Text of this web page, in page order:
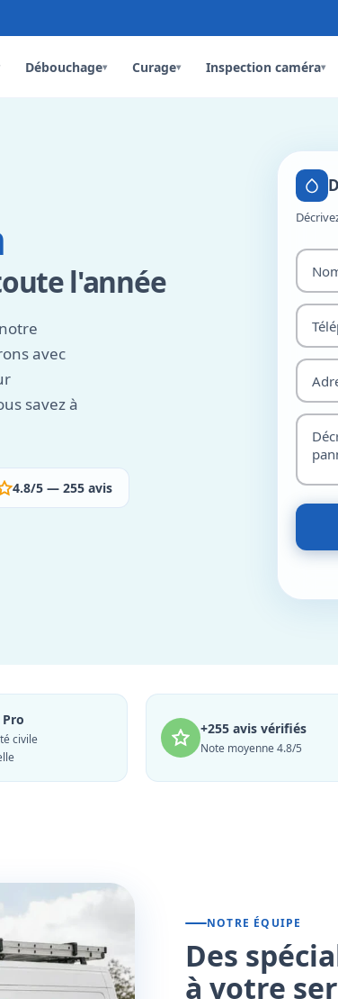
Débouchage▾ Curage▾ Inspection caméra▾
l'année
avec
savez à
4.8/5 — 255 avis
Pro
civile
+255 avis vérifiés
Note moyenne 4.8/5
NOTRE ÉQUIPE
Des
à votre